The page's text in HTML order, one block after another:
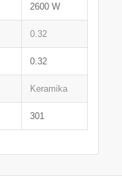
2600 W
0.32
0.32
Keramika
301